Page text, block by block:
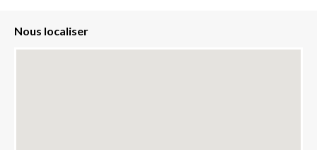
Nous localiser